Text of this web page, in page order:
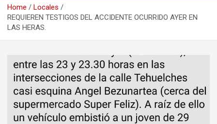
Home
Locales
REQUIEREN TESTIGOS DEL ACCIDENTE OCURRIDO AYER EN
LAS HERAS.